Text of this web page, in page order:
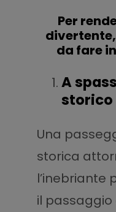
Per
da fare
A
storico
Una
storica
l’inebriante
il